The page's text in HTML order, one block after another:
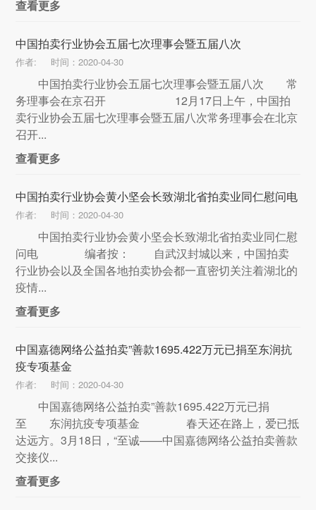
查看更多
中国拍卖行业协会五届七次理事会暨五届八次
作者: 时间：2020-04-30
中国拍卖行业协会五届七次理事会暨五届八次 常
务理事会在京召开 12月17日上午，中国拍
卖行业协会五届七次理事会暨五届八次常务理事会在北京
召开...
查看更多
中国拍卖行业协会黄小坚会长致湖北省拍卖业同仁慰问电
作者: 时间：2020-04-30
中国拍卖行业协会黄小坚会长致湖北省拍卖业同仁慰
问电 编者按： 自武汉封城以来，中国拍卖
行业协会以及全国各地拍卖协会都一直密切关注着湖北的
疫情...
查看更多
中国嘉德网络公益拍卖”善款1695.422万元已捐至东润抗
疫专项基金
作者: 时间：2020-04-30
中国嘉德网络公益拍卖”善款1695.422万元已捐
至 东润抗疫专项基金 春天还在路上，爱已抵
达远方。3月18日，“至诚——中国嘉德网络公益拍卖善款
交接仪...
查看更多